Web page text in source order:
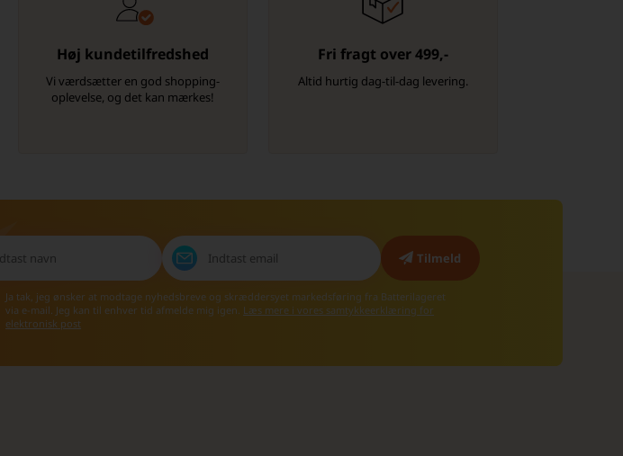
Høj kundetilfredshed
Vi værdsætter en god shopping-
oplevelse, og det kan mærkes!
Fri fragt over 499,-
Altid hurtig dag-til-dag levering.
Ja tak, jeg ønsker at modtage nyhedsbreve og skræddersyet markedsføring fra Batterilageret
via e-mail. Jeg kan til enhver tid afmelde mig igen. Læs mere i vores samtykkeerklæring for
elektronisk post